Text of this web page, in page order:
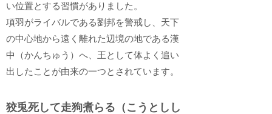
い位置とする習慣がありました。
項羽がライバルである劉邦を警戒し、天下
の中心地から遠く離れた辺境の地である漢
中（かんちゅう）へ、王として体よく追い
出したことが由来の一つとされています。
狡兎死して走狗煮らる（こうとしし